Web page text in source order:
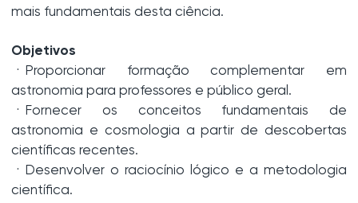
mais fundamentais desta ciência.
Objetivos
ㆍProporcionar formação complementar em
astronomia para professores e público geral.
ㆍFornecer os conceitos fundamentais de
astronomia e cosmologia a partir de descobertas
científicas recentes.
ㆍDesenvolver o raciocínio lógico e a metodologia
científica.